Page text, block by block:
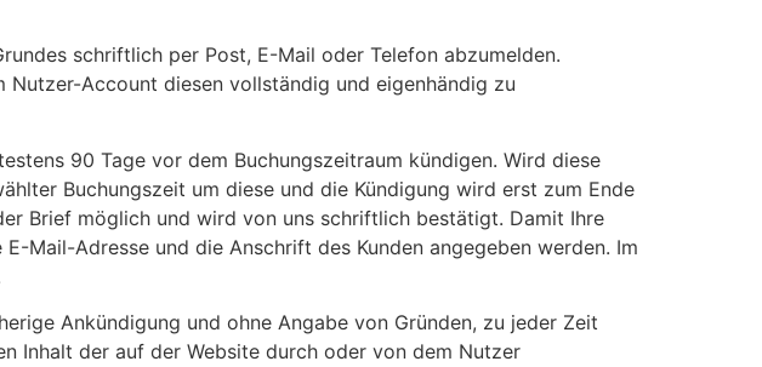
schriftlich per Post, E-Mail oder Telefon abzumelden.
Account diesen vollständig und eigenhändig zu
90 Tage vor dem Buchungszeitraum kündigen. Wird diese
Buchungszeit um diese und die Kündigung wird erst zum Ende
Brief möglich und wird von uns schriftlich bestätigt. Damit Ihre
Mail-Adresse und die Anschrift des Kunden angegeben werden. Im
Ankündigung und ohne Angabe von Gründen, zu jeder Zeit
Inhalt der auf der Website durch oder von dem Nutzer